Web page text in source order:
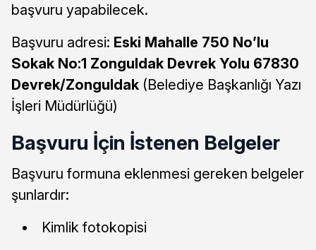
başvuru yapabilecek.
Başvuru adresi: Eski Mahalle 750 No’lu
Sokak No:1 Zonguldak Devrek Yolu 67830
Devrek/Zonguldak (Belediye Başkanlığı Yazı
İşleri Müdürlüğü)
Başvuru İçin İstenen Belgeler
Başvuru formuna eklenmesi gereken belgeler
şunlardır:
Kimlik fotokopisi